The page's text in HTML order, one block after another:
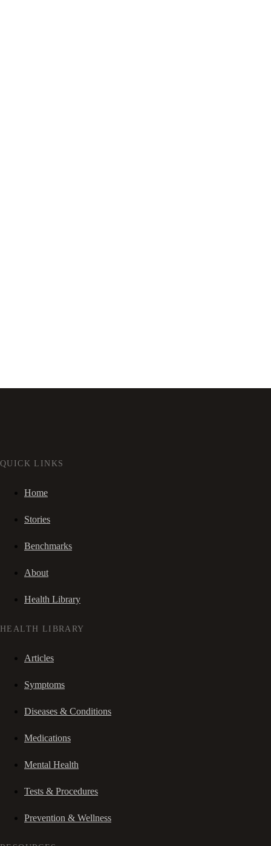
QUICK LINKS
Home
Stories
Benchmarks
About
Health Library
HEALTH LIBRARY
Articles
Symptoms
Diseases & Conditions
Medications
Mental Health
Tests & Procedures
Prevention & Wellness